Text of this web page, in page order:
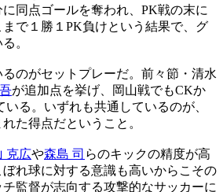
同点ゴールを奪われ、PK戦の末に
で１勝１PK負けという結果で、グ
。
のがセットプレーだ。前々節・清水
が追加点を挙げ、岡山戦でもCKか
いる。いずれも共通しているのが、
た得点だということ。
克広や森島 司 らのキックの精度が高
れ球に対する意識も高いからこその
監督が志向する攻撃的なサッカーに